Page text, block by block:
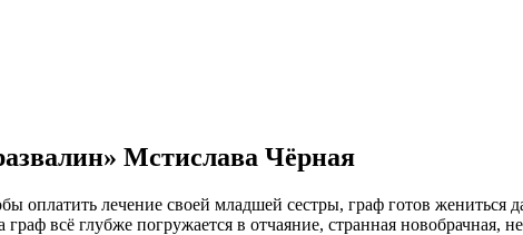
Мстислава Чёрная
лечение своей младшей сестры, граф готов жениться
всё глубже погружается в отчаяние, странная новобрачная,